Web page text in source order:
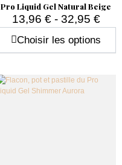
Pro Liquid Gel Natural Beige
13,96 € - 32,95 €
Choisir les options